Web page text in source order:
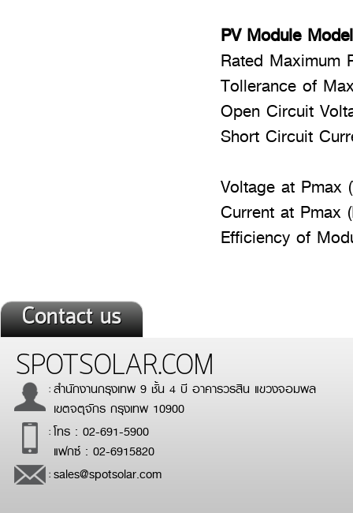
PV
Rated
Tollerance
Open
Short
Voltage
Current
Contact us
SPOTSOLAR.COM
: สำนักงานกรุงเทพ 9 ชั้น 4 บี อาคารวรสิน แขวงจอมพล
เขตจตุจักร กรุงเทพ 10900
: โทร : 02-691-5900
แฟกซ์ : 02-6915820
: sales@spotsolar.com